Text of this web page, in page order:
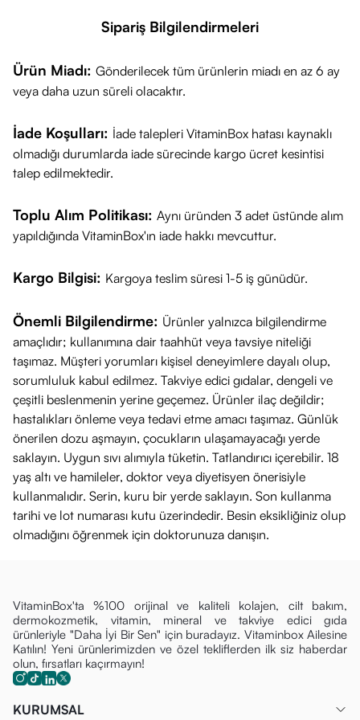
Sipariş Bilgilendirmeleri
Ürün Miadı: Gönderilecek tüm ürünlerin miadı en az 6 ay
veya daha uzun süreli olacaktır.
İade Koşulları: İade talepleri VitaminBox hatası kaynaklı
olmadığı durumlarda iade sürecinde kargo ücret kesintisi
talep edilmektedir.
Toplu Alım Politikası: Aynı üründen 3 adet üstünde alım
yapıldığında VitaminBox'ın iade hakkı mevcuttur.
Kargo Bilgisi: Kargoya teslim süresi 1-5 iş günüdür.
Önemli Bilgilendirme: Ürünler yalnızca bilgilendirme
amaçlıdır; kullanımına dair taahhüt veya tavsiye niteliği
taşımaz. Müşteri yorumları kişisel deneyimlere dayalı olup,
sorumluluk kabul edilmez. Takviye edici gıdalar, dengeli ve
çeşitli beslenmenin yerine geçemez. Ürünler ilaç değildir;
hastalıkları önleme veya tedavi etme amacı taşımaz. Günlük
önerilen dozu aşmayın, çocukların ulaşamayacağı yerde
saklayın. Uygun sıvı alımıyla tüketin. Tatlandırıcı içerebilir. 18
yaş altı ve hamileler, doktor veya diyetisyen önerisiyle
kullanmalıdır. Serin, kuru bir yerde saklayın. Son kullanma
tarihi ve lot numarası kutu üzerindedir. Besin eksikliğiniz olup
olmadığını öğrenmek için doktorunuza danışın.
VitaminBox'ta %100 orijinal ve kaliteli kolajen, cilt bakım,
dermokozmetik, vitamin, mineral ve takviye edici gıda
ürünleriyle "Daha İyi Bir Sen" için buradayız. Vitaminbox Ailesine
Katılın! Yeni ürünlerimizden ve özel tekliflerden ilk siz haberdar
olun, fırsatları kaçırmayın!
KURUMSAL